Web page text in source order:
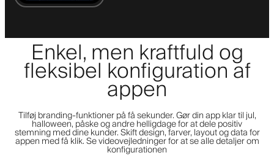
Enkel, men kraftfuld og
fleksibel konfiguration af
appen
Tilføj branding-funktioner på få sekunder. Gør din app klar til jul,
halloween, påske og andre helligdage for at dele positiv
stemning med dine kunder. Skift design, farver, layout og data for
appen med få klik. Se videovejledninger for at se alle detaljer om
konfigurationen